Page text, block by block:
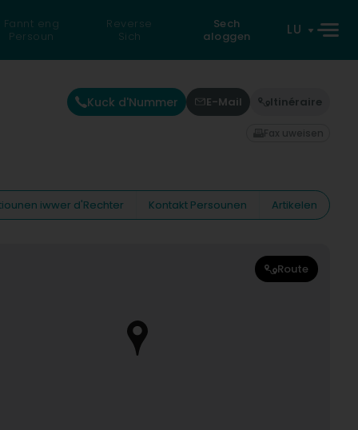
Fannt eng
Persoun
Reverse
Sich
Sech
aloggen
LU
Kuck d'Nummer E-Mail Itinéraire
Fax uweisen
iwwer d'Rechter Kontakt Persounen
Artikelen
Route